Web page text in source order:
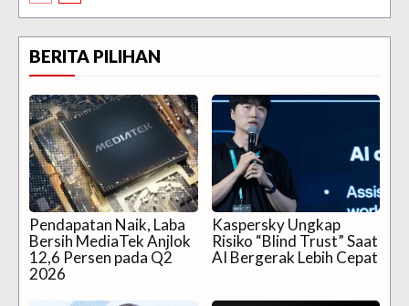
BERITA PILIHAN
Pendapatan Naik, Laba
Bersih MediaTek Anjlok
12,6 Persen pada Q2
2026
Kaspersky Ungkap
Risiko “Blind Trust” Saat
AI Bergerak Lebih Cepat